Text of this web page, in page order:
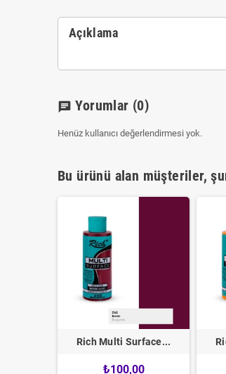
Açıklama
chat Yorumlar (0)
Henüz kullanıcı değerlendirmesi yok.
Bu ürünü alan müşteriler,
Rich Multi Surface...
₺100,00